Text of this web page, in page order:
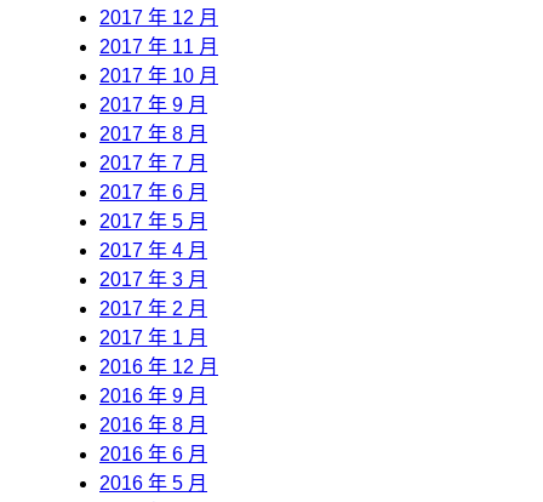
2017 年 12 月
2017 年 11 月
2017 年 10 月
2017 年 9 月
2017 年 8 月
2017 年 7 月
2017 年 6 月
2017 年 5 月
2017 年 4 月
2017 年 3 月
2017 年 2 月
2017 年 1 月
2016 年 12 月
2016 年 9 月
2016 年 8 月
2016 年 6 月
2016 年 5 月